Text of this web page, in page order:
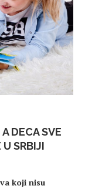
DECA SVE
SRBIJI
koji nisu